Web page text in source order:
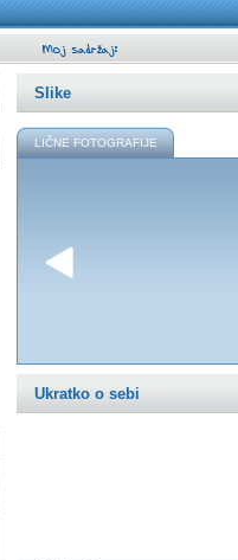
Slike
LIČNE FOTOGRAFIJE
Ukratko o sebi